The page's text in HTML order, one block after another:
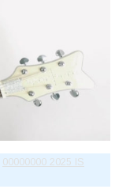
00000000 2025 IS